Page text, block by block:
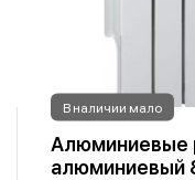
В наличии мало
Алюминиевые
алюминиевый